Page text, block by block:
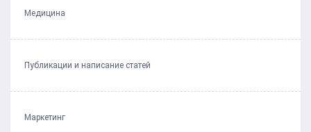
Медицина
Публикации и написание статей
Маркетинг